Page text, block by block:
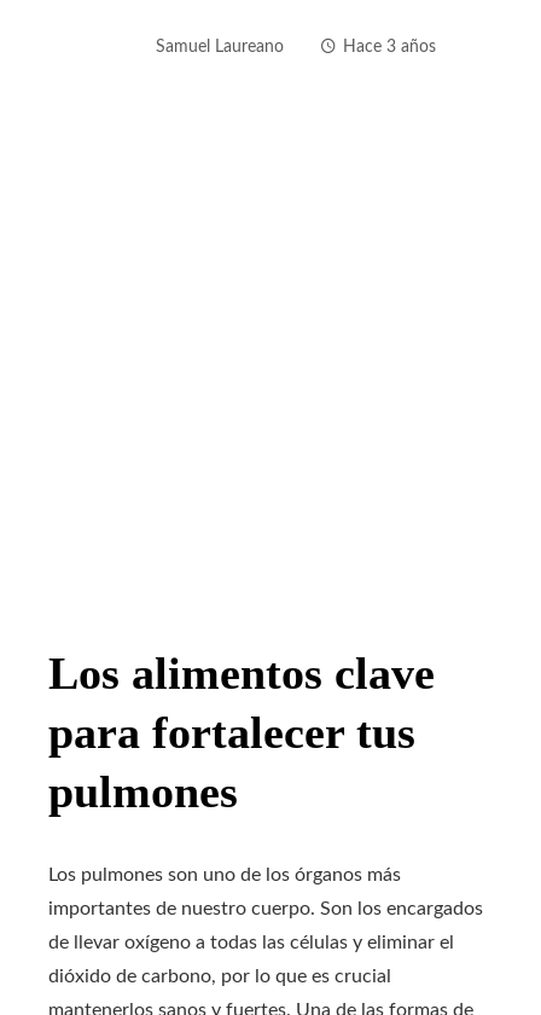
Samuel Laureano Hace 3 años
Los alimentos clave
para fortalecer tus
pulmones
Los pulmones son uno de los órganos más
importantes de nuestro cuerpo. Son los encargados
de llevar oxígeno a todas las células y eliminar el
dióxido de carbono, por lo que es crucial
mantenerlos sanos y fuertes. Una de las formas de